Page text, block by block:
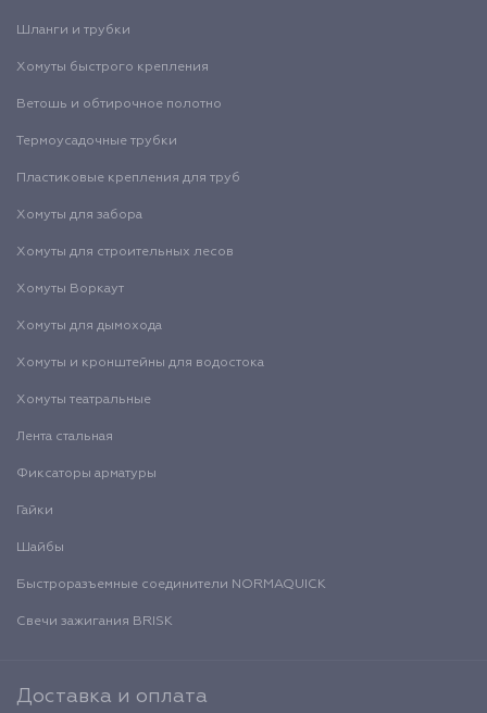
Шланги и трубки
Хомуты быстрого крепления
Ветошь и обтирочное полотно
Термоусадочные трубки
Пластиковые крепления для труб
Хомуты для забора
Хомуты для строительных лесов
Хомуты Воркаут
Хомуты для дымохода
Хомуты и кронштейны для водостока
Хомуты театральные
Лента стальная
Фиксаторы арматуры
Гайки
Шайбы
Быстроразъемные соединители NORMAQUICK
Свечи зажигания BRISK
Доставка и оплата